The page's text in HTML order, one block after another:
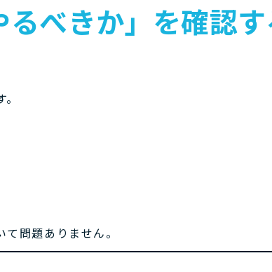
べきか」を確認
。
て問題ありません。